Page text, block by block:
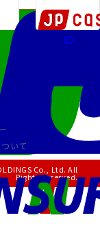
いて
Co., Ltd. All
Rights Reserved.